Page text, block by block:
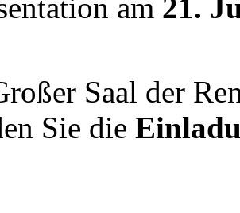
am 21.
Saal der
Sie die